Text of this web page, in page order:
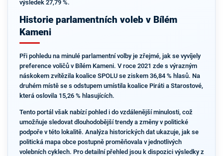
výsledek 27,79 %.
Historie parlamentních voleb v Bílém
Kameni
Při pohledu na minulé parlamentní volby je zřejmé, jak se vyvíjely
preference voličů v Bílém Kameni. V roce 2021 zde s výrazným
náskokem zvítězila koalice SPOLU se ziskem 36,84 % hlasů. Na
druhém místě se s odstupem umístila koalice Piráti a Starostové,
která oslovila 15,26 % hlasujících.
Tento portál však nabízí pohled i do vzdálenější minulosti, což
umožňuje sledovat dlouhodobější trendy a změny v politické
podpoře v této lokalitě. Analýza historických dat ukazuje, jak se
politická mapa obce postupně proměňovala v jednotlivých
volebních cyklech. Pro detailní přehled jsou k dispozici výsledky z